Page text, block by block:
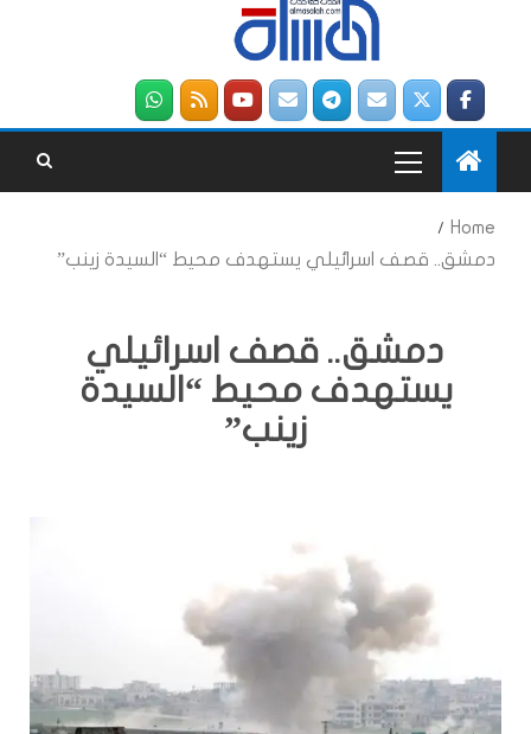
Home
دمشق.. قصف اسرائيلي يستهدف محيط “السيدة زينب”
دمشق.. قصف اسرائيلي
يستهدف محيط “السيدة
زينب”